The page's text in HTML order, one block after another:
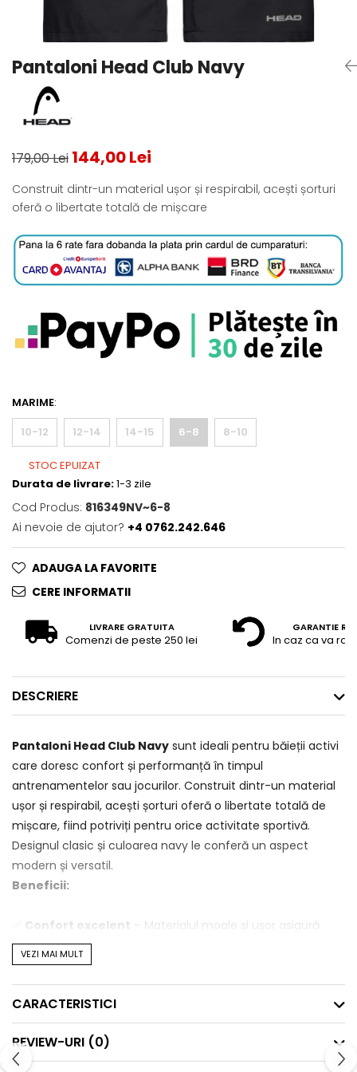
Servicii Racordare
Zgura
­--
Barbati
Dama
Juniori
Geanta
Rucsac
Husa
Rochii Padel
Sepci Padel
Jachete si Hanorace Padel
Pantaloni Head Club Navy
179,00 Lei 144,00 Lei
Construit dintr-un material ușor și respirabil, acești șorturi
oferă o libertate totală de mișcare
MARIME:
10-12
12-14 14-15 6-8 8-10
STOC EPUIZAT
Durata de livrare:1-3 zile
Cod Produs: 816349NV~6-8
Ai nevoie de ajutor? +4 0762.242.646
ADAUGA LA FAVORITE
CERE INFORMATII
LIVRARE GRATUITA
Comenzi de peste 250 lei
GARANTIE
In caz ca va
DESCRIERE
Pantaloni Head Club Navy sunt ideali pentru băieții activi
care doresc confort și performanță în timpul
antrenamentelor sau jocurilor. Construit dintr-un material
ușor și respirabil, acești șorturi oferă o libertate totală de
mișcare, fiind potriviți pentru orice activitate sportivă.
Designul clasic și culoarea navy le conferă un aspect
modern și versatil.
Beneficii:
Confort excelent – Materialul moale și ușor asigură
confort de lungă durată, chiar și în timpul celor mai intense
sesiuni de antrenament sau joc.
✅Libertate de mișcare– Croiala permite o gamă largă
de mișcări, oferind flexibilitate completă în orice activitate
sportivă.
✅Material respirabil
– Țesătura ajută la menținerea pielii
uscate, absorbind umezeala și menținând confortul pe
VEZI MAI MULT
CARACTERISTICI
REVIEW-URI (0)